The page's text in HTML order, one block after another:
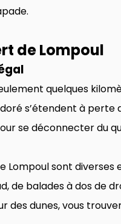
de Lompoul
quelques
s’étendent à
se déconnecter du
Lompoul sont
de balades à dos de
dunes, vous